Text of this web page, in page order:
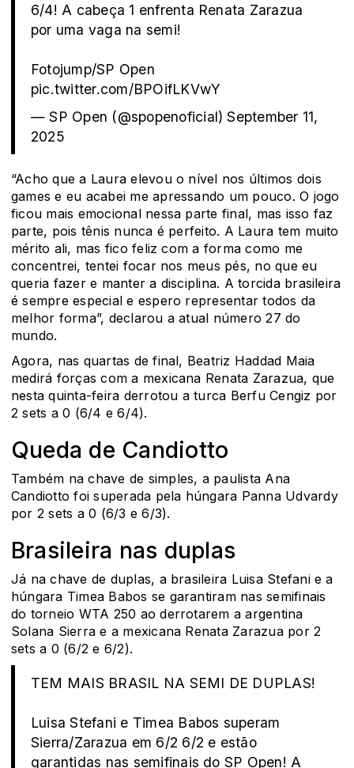
6/4! A cabeça 1 enfrenta Renata Zarazua
por uma vaga na semi!
Fotojump/SP Open
pic.twitter.com/BPOifLKVwY
— SP Open (@spopenoficial)September 11,
2025
“Acho que a Laura elevou o nível nos últimos dois
games e eu acabei me apressando um pouco. O jogo
ficou mais emocional nessa parte final, mas isso faz
parte, pois tênis nunca é perfeito. A Laura tem muito
mérito ali, mas fico feliz com a forma como me
concentrei, tentei focar nos meus pés, no que eu
queria fazer e manter a disciplina. A torcida brasileira
é sempre especial e espero representar todos da
melhor forma”, declarou a atual número 27 do
mundo.
Agora, nas quartas de final, Beatriz Haddad Maia
medirá forças com a mexicana Renata Zarazua, que
nesta quinta-feira derrotou a turca Berfu Cengiz por
2 sets a 0 (6/4 e 6/4).
Queda de Candiotto
Também na chave de simples, a paulista Ana
Candiotto foi superada pela húngara Panna Udvardy
por 2 sets a 0 (6/3 e 6/3).
Brasileira nas duplas
Já na chave de duplas, a brasileira Luisa Stefani e a
húngara Timea Babos se garantiram nas semifinais
do torneio WTA 250 ao derrotarem a argentina
Solana Sierra e a mexicana Renata Zarazua por 2
sets a 0 (6/2 e 6/2).
TEM MAIS BRASIL NA SEMI DE DUPLAS!
Luisa Stefani e Timea Babos superam
Sierra/Zarazua em 6/2 6/2 e estão
garantidas nas semifinais do SP Open! A